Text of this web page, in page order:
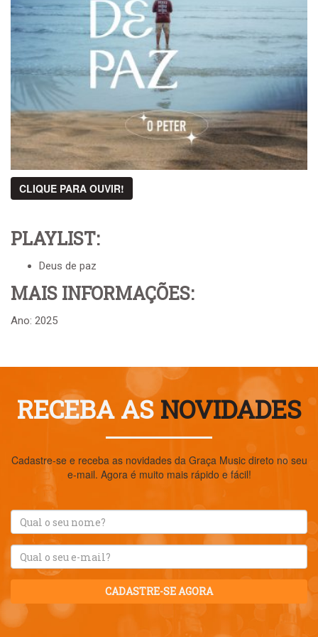
CLIQUE PARA OUVIR!
PLAYLIST:
Deus de paz
MAIS INFORMAÇÕES:
Ano: 2025
RECEBA AS NOVIDADES
Cadastre-se e receba as novidades da Graça Music direto no seu
e-mail. Agora é muito mais rápido e fácil!
CADASTRE-SE AGORA